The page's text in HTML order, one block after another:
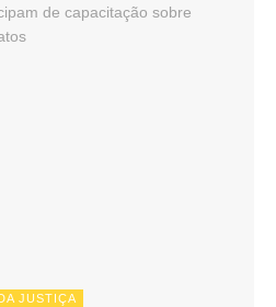
JUSTIÇA